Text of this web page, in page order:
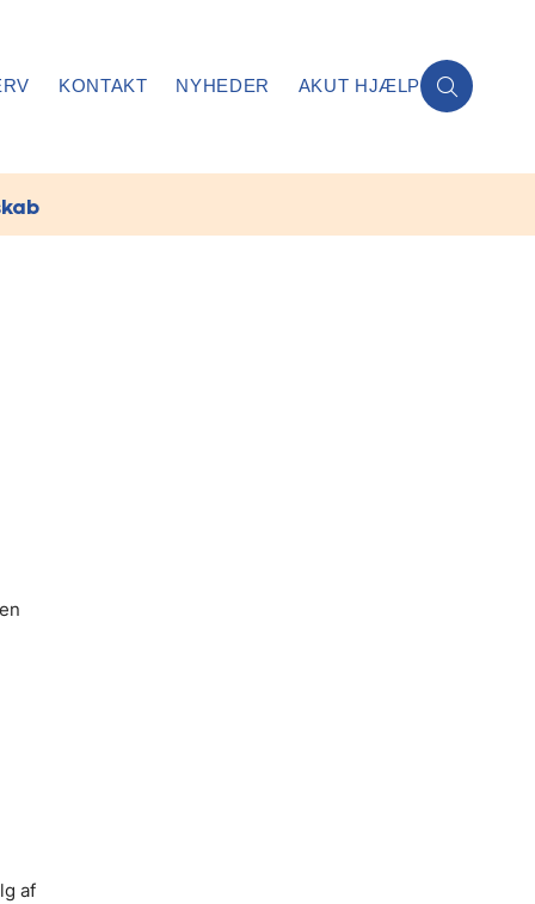
KONTAKT NYHEDER AKUT HJÆLP
af